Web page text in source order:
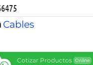
Cables
Cotizar Productos Online